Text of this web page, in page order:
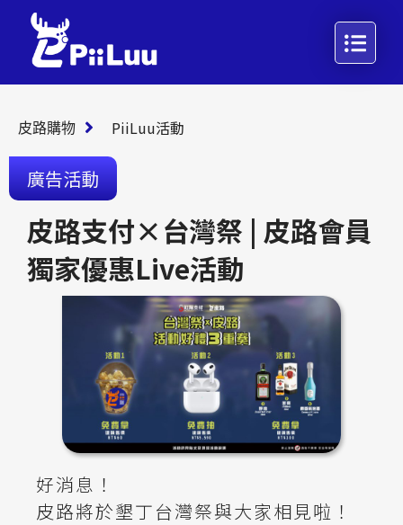
皮路購物 PiiLuu活動
廣告活動
皮路支付×台灣祭 | 皮路會員
獨家優惠Live活動
好消息！
皮路將於墾丁台灣祭與大家相見啦！